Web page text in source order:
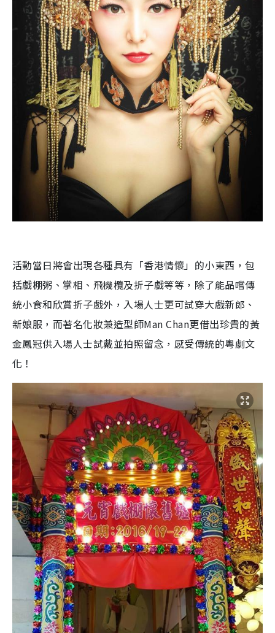
活動當日將會出現各種具有「香港情懷」的小東西，包
括戲棚粥、掌相、飛機欖及折子戲等等，除了能品嚐傳
統小食和欣賞折子戲外，入場人士更可試穿大戲新郎、
新娘服，而著名化妝兼造型師Man Chan更借出珍貴的黃
金鳳冠供入場人士試戴並拍照留念，感受傳統的粵劇文
化！